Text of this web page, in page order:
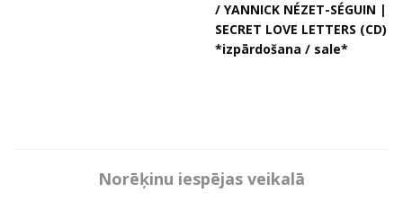
/ YANNICK NÉZET-SÉGUIN |
SECRET LOVE LETTERS (CD)
*izpārdošana / sale*
Norēķinu iespējas veikalā